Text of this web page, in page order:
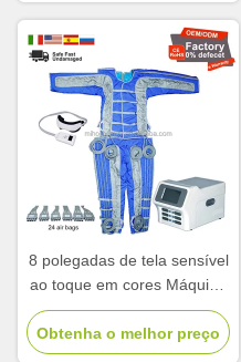
8 polegadas de tela sensível
ao toque em cores Máquina
de pressoterapia profissional
para emagrecimento
corporal
Obtenha o melhor preço